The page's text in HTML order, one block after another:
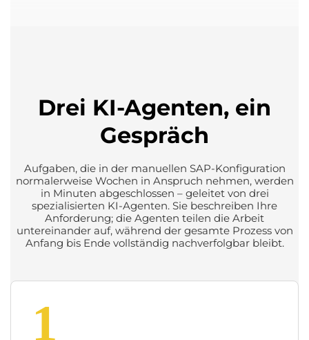
Drei KI-Agenten, ein
Gespräch
Aufgaben, die in der manuellen SAP-Konfiguration
normalerweise Wochen in Anspruch nehmen, werden
in Minuten abgeschlossen – geleitet von drei
spezialisierten KI-Agenten. Sie beschreiben Ihre
Anforderung; die Agenten teilen die Arbeit
untereinander auf, während der gesamte Prozess von
Anfang bis Ende vollständig nachverfolgbar bleibt.
1